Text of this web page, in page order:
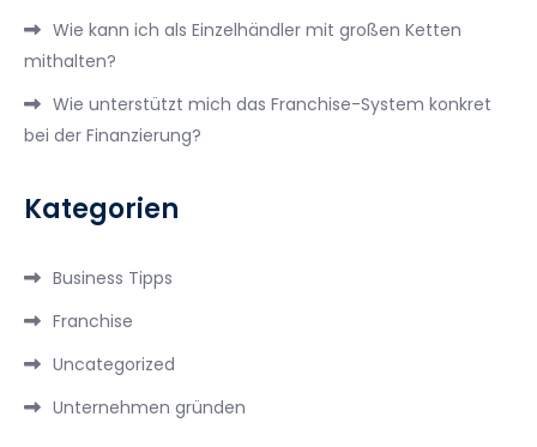
Wie kann ich als Einzelhändler mit großen Ketten
mithalten?
Wie unterstützt mich das Franchise-System konkret
bei der Finanzierung?
Kategorien
Business Tipps
Franchise
Uncategorized
Unternehmen gründen